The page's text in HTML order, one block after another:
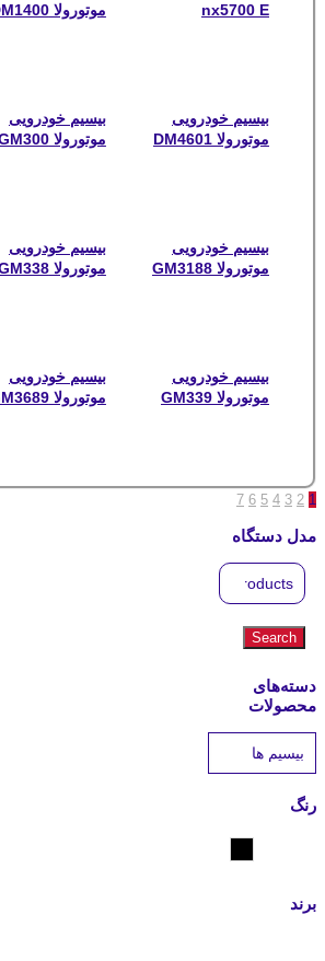
nx5700 E
موتورولا DM1400
بیسیم خودرویی
موتورولا DM4601
بیسیم خودرویی
موتورولا GM300
بیسیم خودرویی
موتورولا GM3188
بیسیم خودرویی
موتورولا GM338
بیسیم خودرویی
موتورولا GM339
بیسیم خودرویی
موتورولا GM3689
1
2
3
4
5
6
7
مدل دستگاه
Search
for:
Search
دسته‌های
محصولات
رنگ
برند